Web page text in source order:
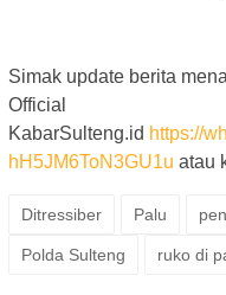
Simak update berita
Official
KabarSulteng.id https://
hH5JM6ToN3GU1u atau
Ditressiber Palu
Polda Sulteng ruko di